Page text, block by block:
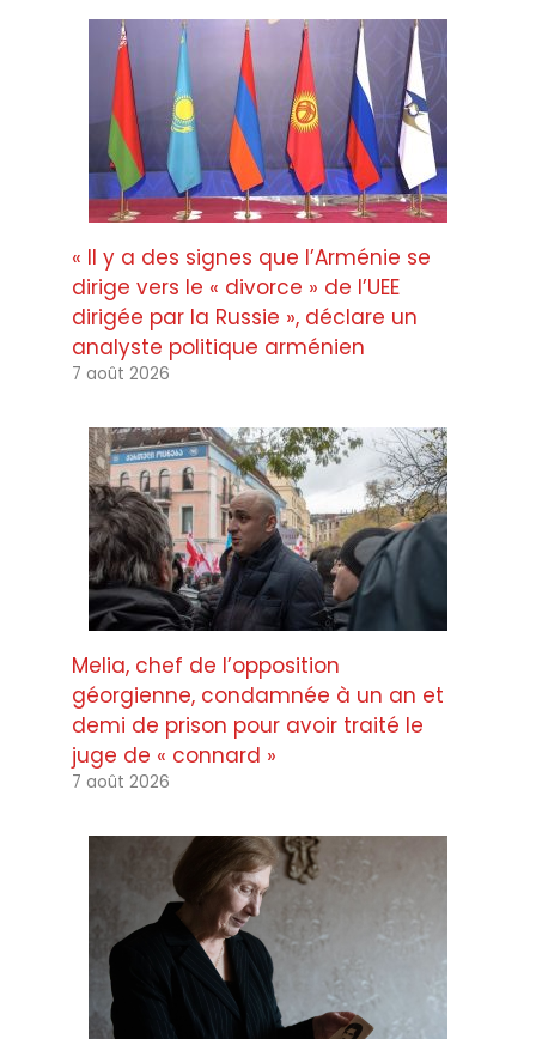
« Il y a des signes que l’Arménie se
dirige vers le « divorce » de l’UEE
dirigée par la Russie », déclare un
analyste politique arménien
7 août 2026
Melia, chef de l’opposition
géorgienne, condamnée à un an et
demi de prison pour avoir traité le
juge de « connard »
7 août 2026